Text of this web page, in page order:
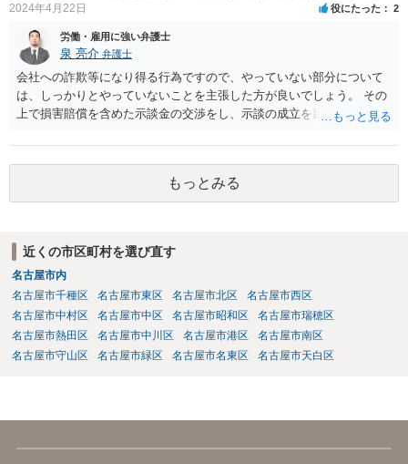
2024年4月22日 役にたった 2
労働・雇用に強い弁護士
泉 亮介 弁護士
会社への詐欺等になり得る行為ですので、やっていない部分について
は、しっかりとやっていないことを主張した方が良いでしょう。 その
上で損害賠償を含めた示談金の交渉をし、示談の成立を目指す必要が
もっとみる
近くの市区町村を選び直す
名古屋市内
名古屋市千種区
名古屋市東区 名古屋市北区
名古屋市西区
名古屋市中村区
名古屋市中区 名古屋市昭和区
名古屋市瑞穂区
名古屋市熱田区
名古屋市中川区 名古屋市港区
名古屋市南区
名古屋市守山区
名古屋市緑区 名古屋市名東区 名古屋市天白区